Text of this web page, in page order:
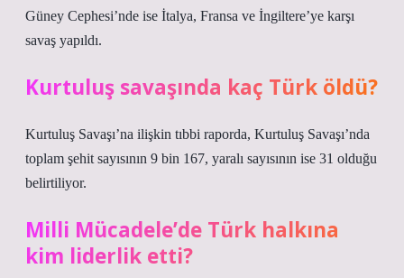
Güney Cephesi’nde ise İtalya, Fransa ve İngiltere’ye karşı
savaş yapıldı.
Kurtuluş savaşında kaç Türk öldü?
Kurtuluş Savaşı’na ilişkin tıbbi raporda, Kurtuluş Savaşı’nda
toplam şehit sayısının 9 bin 167, yaralı sayısının ise 31 olduğu
belirtiliyor.
Milli Mücadele’de Türk halkına
kim liderlik etti?